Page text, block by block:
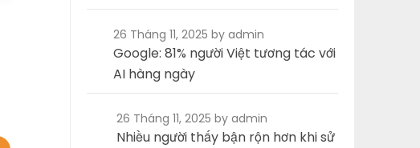
26 Tháng 11, 2025 by admin
Google: 81% người Việt tương tác với
AI hàng ngày
26 Tháng 11, 2025by admin
Nhiều người thấy bận rộn hơn khi sử